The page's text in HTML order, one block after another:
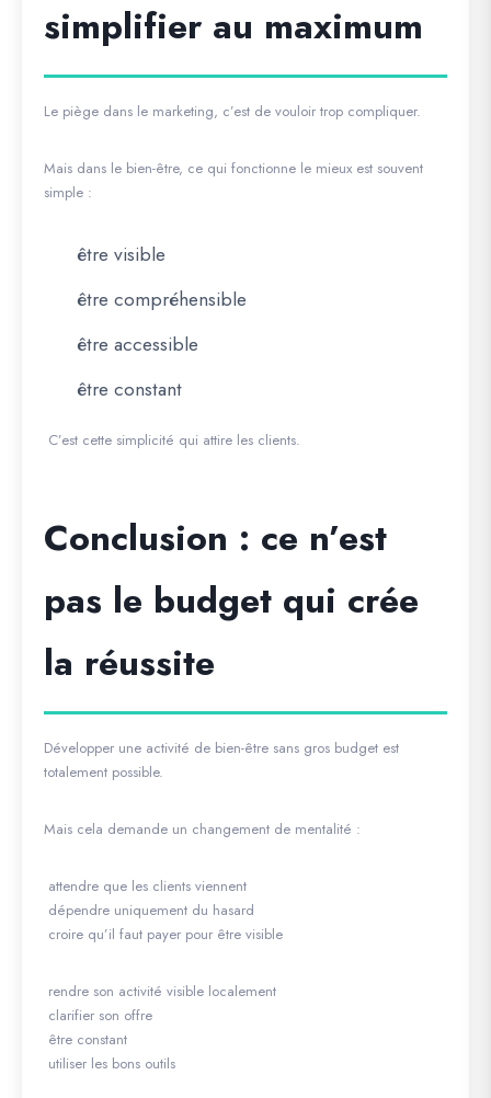
simplifier au maximum
Le piège dans le marketing, c’est de vouloir trop compliquer.
Mais dans le bien-être, ce qui fonctionne le mieux est souvent
simple :
être visible
être compréhensible
être accessible
être constant
C’est cette simplicité qui attire les clients.
Conclusion : ce n’est
pas le budget qui crée
la réussite
Développer une activité de bien-être sans gros budget est
totalement possible.
Mais cela demande un changement de mentalité :
attendre que les clients viennent
dépendre uniquement du hasard
croire qu’il faut payer pour être visible
rendre son activité visible localement
clarifier son offre
être constant
utiliser les bons outils